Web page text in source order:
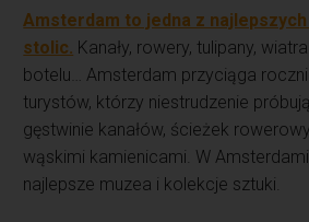
Amsterdam to jedna z
stolic. Kanały, rowery, tulipany,
botelu… Amsterdam przyciąga
turystów, którzy niestrudzenie
gęstwinie kanałów, ścieżek
wąskimi kamienicami. W
najlepsze muzea i kolekcje sztuki.